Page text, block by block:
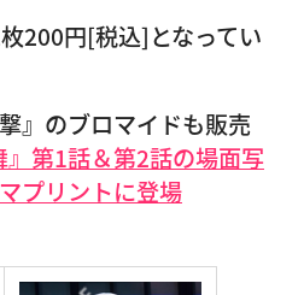
200円[税込]となってい
』のブロマイドも販売
』第1話＆第2話の場面写
プリントに登場